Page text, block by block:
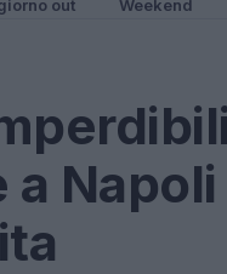
out Weekend
a